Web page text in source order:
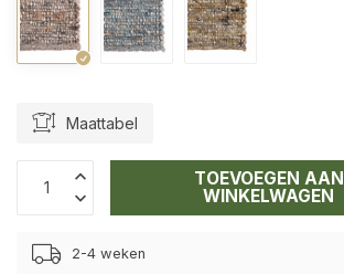
Maattabel
TOEVOEGEN AAN
WINKELWAGEN
2-4 weken